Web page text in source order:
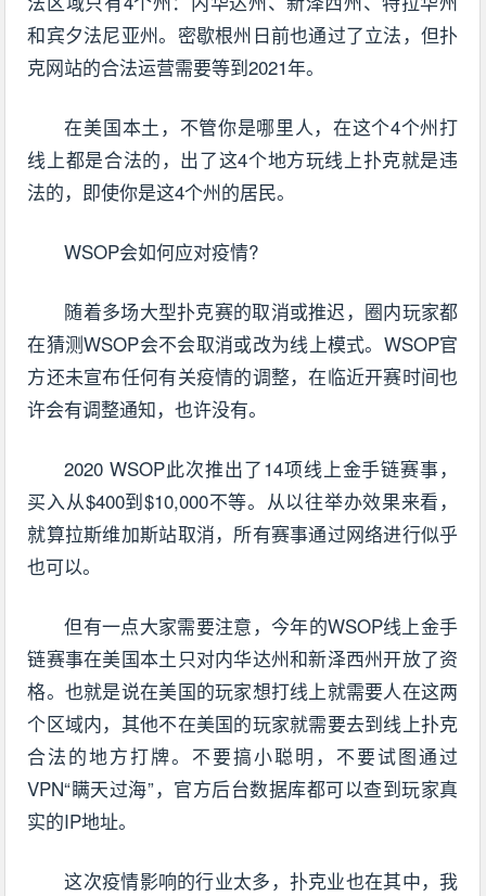
和宾夕法尼亚州。密歇根州日前也通过了立法，但扑
克网站的合法运营需要等到2021年。
在美国本土，不管你是哪里人，在这个4个州打
线上都是合法的，出了这4个地方玩线上扑克就是违
法的，即使你是这4个州的居民。
WSOP会如何应对疫情?
随着多场大型扑克赛的取消或推迟，圈内玩家都
在猜测WSOP会不会取消或改为线上模式。WSOP官
方还未宣布任何有关疫情的调整，在临近开赛时间也
许会有调整通知，也许没有。
2020 WSOP此次推出了14项线上金手链赛事，
买入从$400到$10,000不等。从以往举办效果来看，
就算拉斯维加斯站取消，所有赛事通过网络进行似乎
也可以。
但有一点大家需要注意，今年的WSOP线上金手
链赛事在美国本土只对内华达州和新泽西州开放了资
格。也就是说在美国的玩家想打线上就需要人在这两
个区域内，其他不在美国的玩家就需要去到线上扑克
合法的地方打牌。不要搞小聪明，不要试图通过
VPN“瞒天过海”，官方后台数据库都可以查到玩家真
实的IP地址。
这次疫情影响的行业太多，扑克业也在其中，我